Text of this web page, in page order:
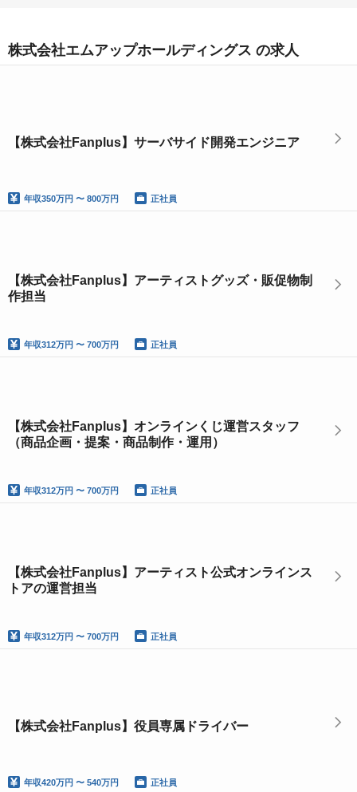
株式会社エムアップホールディングス の求人
【株式会社Fanplus】サーバサイド開発エンジニア
年収350万円 〜 800万円 正社員
【株式会社Fanplus】アーティストグッズ・販促物制
作担当
年収312万円 〜 700万円 正社員
【株式会社Fanplus】オンラインくじ運営スタッフ
（商品企画・提案・商品制作・運用）
年収312万円 〜 700万円 正社員
【株式会社Fanplus】アーティスト公式オンラインス
トアの運営担当
年収312万円 〜 700万円 正社員
【株式会社Fanplus】役員専属ドライバー
年収420万円 〜 540万円 正社員